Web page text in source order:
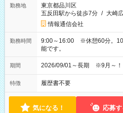
勤務地
東京都品川区
五反田駅から徒歩7分 / 大崎
情報通信会社
勤務時間
9:00～16:00 ※休憩60分。10
能です。
期間 2026/09/01～長期 ※9月～！
特徴 履歴書不要
気になる！ 応募す